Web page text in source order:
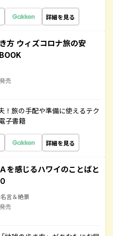
詳細を見る
方 ウィズコロナ旅の安
売
！旅の手配や準備に使えるテク
子書籍
詳細を見る
を感じるハワイのことばと
言＆絶景
売